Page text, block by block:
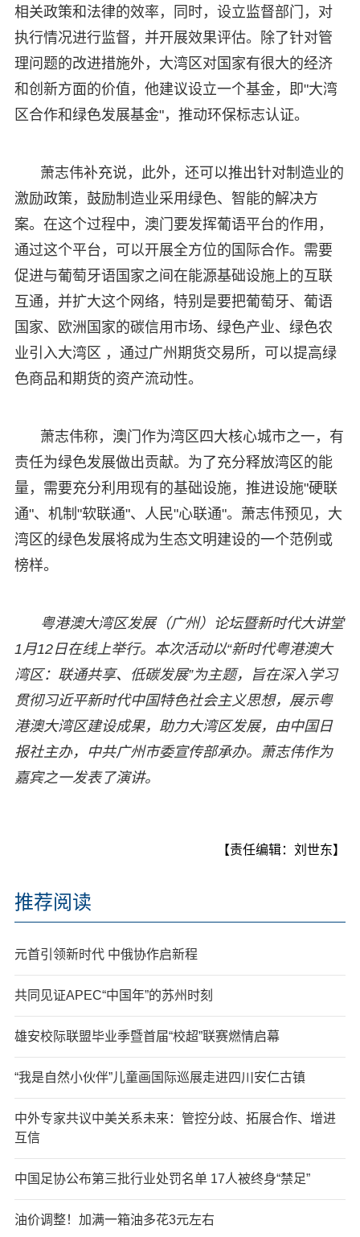
相关政策和法律的效率，同时，设立监督部门，对
执行情况进行监督，并开展效果评估。除了针对管
理问题的改进措施外，大湾区对国家有很大的经济
和创新方面的价值，他建议设立一个基金，即"大湾
区合作和绿色发展基金"，推动环保标志认证。
萧志伟补充说，此外，还可以推出针对制造业的
激励政策，鼓励制造业采用绿色、智能的解决方
案。在这个过程中，澳门要发挥葡语平台的作用，
通过这个平台，可以开展全方位的国际合作。需要
促进与葡萄牙语国家之间在能源基础设施上的互联
互通，并扩大这个网络，特别是要把葡萄牙、葡语
国家、欧洲国家的碳信用市场、绿色产业、绿色农
业引入大湾区 ，通过广州期货交易所，可以提高绿
色商品和期货的资产流动性。
萧志伟称，澳门作为湾区四大核心城市之一，有
责任为绿色发展做出贡献。为了充分释放湾区的能
量，需要充分利用现有的基础设施，推进设施"硬联
通"、机制"软联通"、人民"心联通"。萧志伟预见，大
湾区的绿色发展将成为生态文明建设的一个范例或
榜样。
粤港澳大湾区发展（广州）论坛暨新时代大讲堂
1月12日在线上举行。本次活动以“新时代粤港澳大
湾区：联通共享、低碳发展”为主题，旨在深入学习
贯彻习近平新时代中国特色社会主义思想，展示粤
港澳大湾区建设成果，助力大湾区发展，由中国日
报社主办，中共广州市委宣传部承办。萧志伟作为
嘉宾之一发表了演讲。
【责任编辑：刘世东】
推荐阅读
元首引领新时代 中俄协作启新程
共同见证APEC“中国年”的苏州时刻
雄安校际联盟毕业季暨首届“校超”联赛燃情启幕
“我是自然小伙伴”儿童画国际巡展走进四川安仁古镇
中外专家共议中美关系未来：管控分歧、拓展合作、增进
互信
中国足协公布第三批行业处罚名单 17人被终身“禁足”
油价调整！加满一箱油多花3元左右